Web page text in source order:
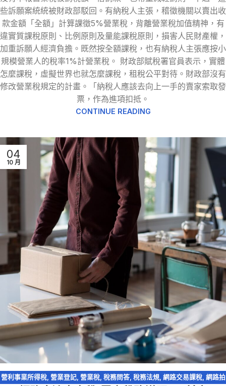
些訴願案統統被財政部駁回。有納稅人主張，稽徵機關以賣出收
款金額「全額」計算課徵5%營業稅，背離營業稅加值精神，有
違實質課稅原則、比例原則及量能課稅原則，損害人民財產權，
加重訴願人經濟負擔。既然按全額課稅，也有納稅人主張應按小
規模營業人的稅率1%計營業稅。 財政部賦稅署官員表示，實體
怎麼課稅，虛擬世界也就怎麼課稅，租稅公平對待。財政部沒有
修改營業稅規定的計畫。「納稅人應該去向上一手的賣家索取發
票，作為進項扣抵。
CONTINUE READING
04
10 月
營利事業所得稅, 營業登記, 營業稅, 稅務問答, 稅務法規, 網路交易課稅, 網路拍